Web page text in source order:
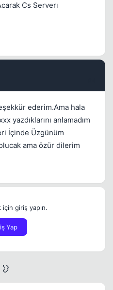
Cs Serverı
ederim.Ama hala
yazdıklarını anlamadım
İçinde Üzgünüm
ama özür dilerim
için giriş yapın.
Yap